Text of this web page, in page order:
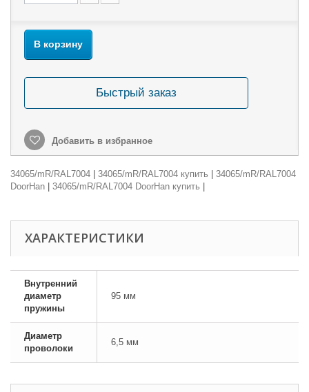
В корзину
Быстрый заказ
Добавить в избранное
34065/mR/RAL7004 34065/mR/RAL7004 купить
34065/mR/RAL7004
DoorHan
34065/mR/RAL7004 DoorHan купить
ХАРАКТЕРИСТИКИ
Внутренний
диаметр
пружины
95 мм
Диаметр
проволоки
6,5 мм